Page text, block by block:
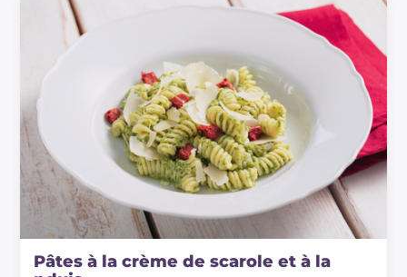
Pâtes à la crème de scarole et à la